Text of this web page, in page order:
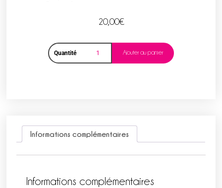
20,00€
Quantité Ajouter au panier
Informations complémentaires
Informations complémentaires